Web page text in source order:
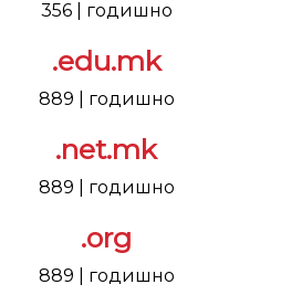
356 | годишно
.edu.mk
889 | годишно
.net.mk
889 | годишно
.org
889 | годишно